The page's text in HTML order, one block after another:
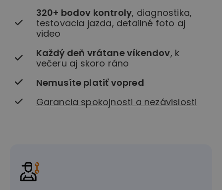
320+ bodov kontroly, diagnostika,
testovacia jazda, detailné foto aj
video
Každý deň vrátane víkendov, k
večeru aj skoro ráno
Nemusíte platiť vopred
Garancia spokojnosti a nezávislosti